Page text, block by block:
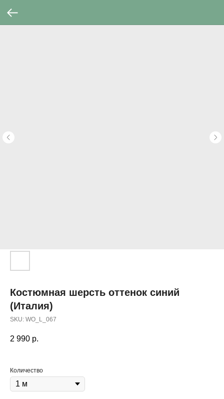
Костюмная шерсть оттенок синий
(Италия)
SKU: WO_L_067
2 990 р.
Количество